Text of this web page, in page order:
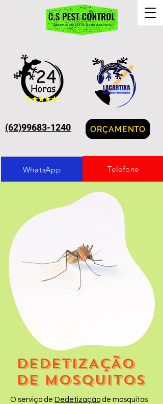
(62)99683-1240
WhatsApp Telefone
ORÇAMENTO
DEDETIZAÇÃO
DE mosquitos
O serviço de Dedetização de mosquitos